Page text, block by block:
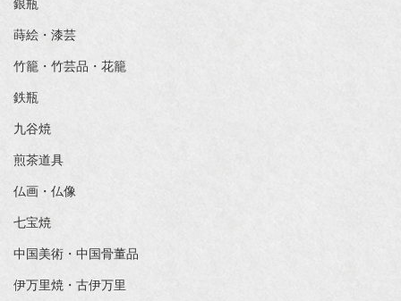
銀瓶
蒔絵・漆芸
竹籠・竹芸品・花籠
鉄瓶
九谷焼
煎茶道具
仏画・仏像
七宝焼
中国美術・中国骨董品
伊万里焼・古伊万里